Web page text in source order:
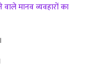
वाले मानव व्यवहारों का